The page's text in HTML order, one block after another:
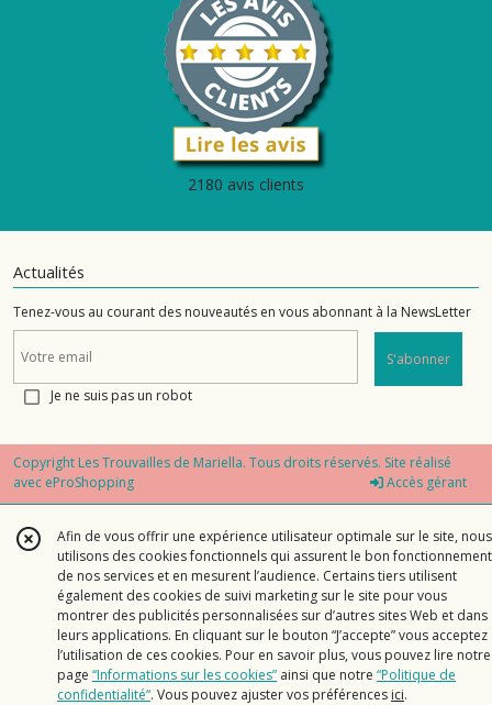
2180 avis clients
Actualités
Tenez-vous au courant des nouveautés en vous abonnant à la NewsLetter
S'abonner
Je ne suis pas un robot
Copyright Les Trouvailles de Mariella. Tous droits réservés. Site réalisé
avec eProShopping Accès gérant
Afin de vous offrir une expérience utilisateur optimale sur le site, nous
utilisons des cookies fonctionnels qui assurent le bon fonctionnement
de nos services et en mesurent l’audience. Certains tiers utilisent
également des cookies de suivi marketing sur le site pour vous
montrer des publicités personnalisées sur d’autres sites Web et dans
leurs applications. En cliquant sur le bouton “J’accepte” vous acceptez
l’utilisation de ces cookies. Pour en savoir plus, vous pouvez lire notre
page “Informations sur les cookies” ainsi que notre “Politique de
confidentialité“. Vous pouvez ajuster vos préférences ici.